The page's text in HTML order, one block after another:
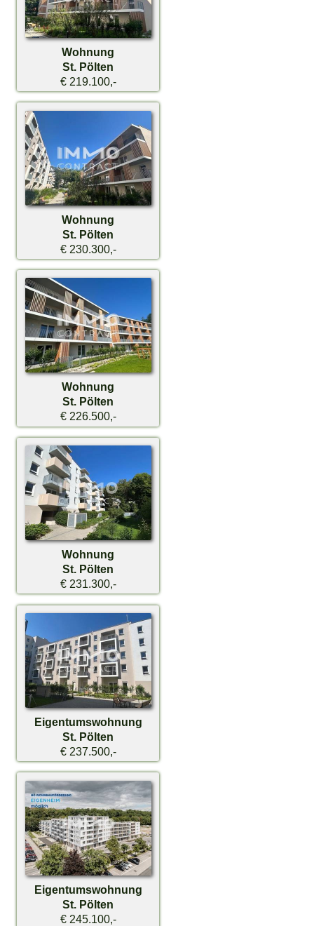
Wohnung
St. Pölten
€ 219.100,-
Wohnung
St. Pölten
€ 230.300,-
Wohnung
St. Pölten
€ 226.500,-
Wohnung
St. Pölten
€ 231.300,-
Eigentumswohnung
St. Pölten
€ 237.500,-
Eigentumswohnung
St. Pölten
€ 245.100,-